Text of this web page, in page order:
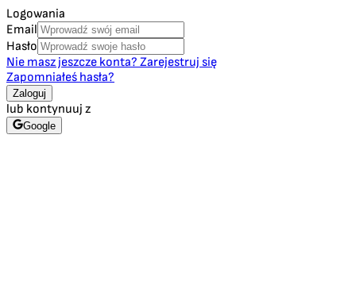
Logowania
Email
Hasło
Nie masz jeszcze konta? Zarejestruj się
Zapomniałeś hasła?
Zaloguj
lub kontynuuj z
Google